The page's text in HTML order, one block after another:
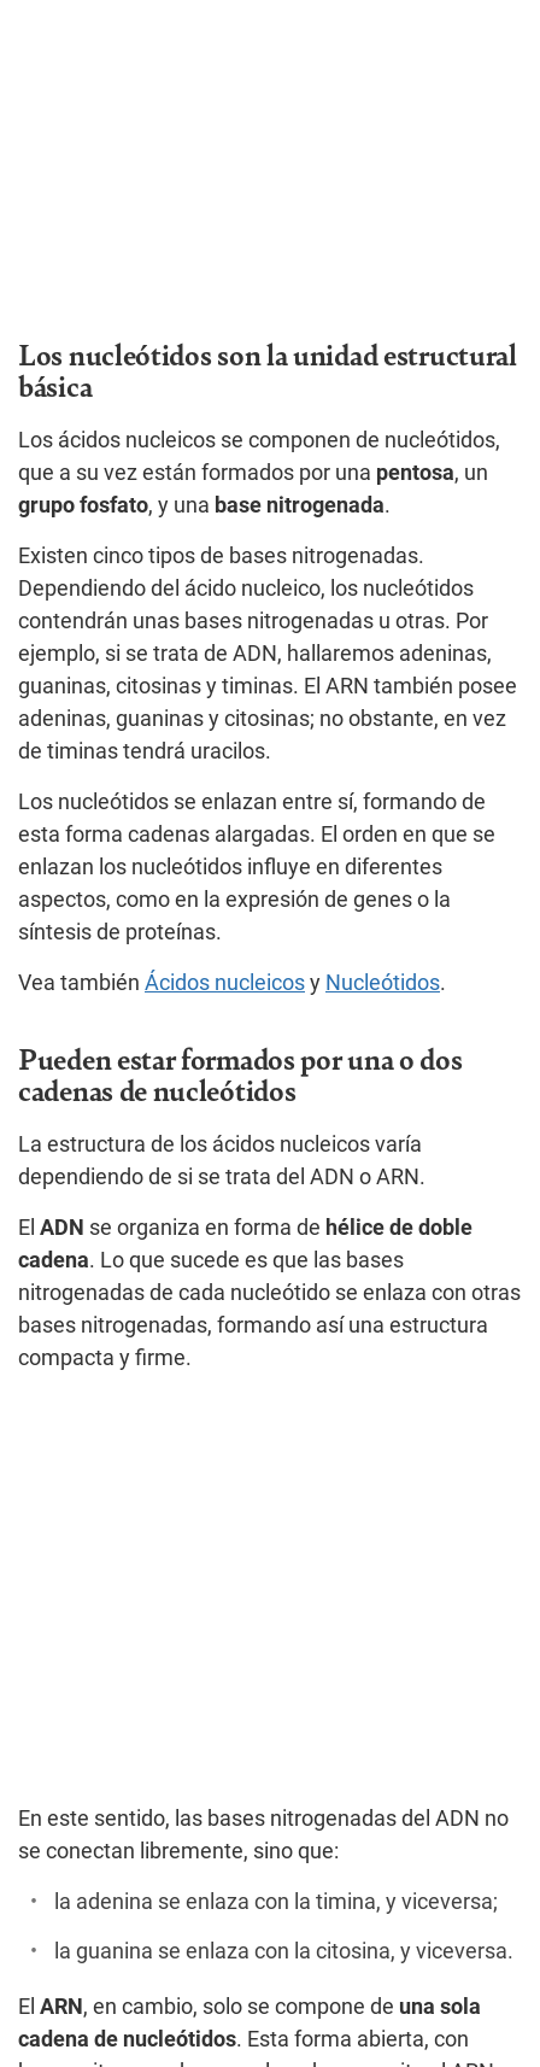
Los nucleótidos son la unidad estructural
básica
Los ácidos nucleicos se componen de nucleótidos,
que a su vez están formados por una pentosa, un
grupo fosfato, y una base nitrogenada.
Existen cinco tipos de bases nitrogenadas.
Dependiendo del ácido nucleico, los nucleótidos
contendrán unas bases nitrogenadas u otras. Por
ejemplo, si se trata de ADN, hallaremos adeninas,
guaninas, citosinas y timinas. El ARN también posee
adeninas, guaninas y citosinas; no obstante, en vez
de timinas tendrá uracilos.
Los nucleótidos se enlazan entre sí, formando de
esta forma cadenas alargadas. El orden en que se
enlazan los nucleótidos influye en diferentes
aspectos, como en la expresión de genes o la
síntesis de proteínas.
Vea también Ácidos nucleicos y Nucleótidos.
Pueden estar formados por una o dos
cadenas de nucleótidos
La estructura de los ácidos nucleicos varía
dependiendo de si se trata del ADN o ARN.
El ADN se organiza en forma de hélice de doble
cadena. Lo que sucede es que las bases
nitrogenadas de cada nucleótido se enlaza con otras
bases nitrogenadas, formando así una estructura
compacta y firme.
En este sentido, las bases nitrogenadas del ADN no
se conectan libremente, sino que:
la adenina se enlaza con la timina, y viceversa;
la guanina se enlaza con la citosina, y viceversa.
El ARN, en cambio, solo se compone de una sola
cadena de nucleótidos. Esta forma abierta, con